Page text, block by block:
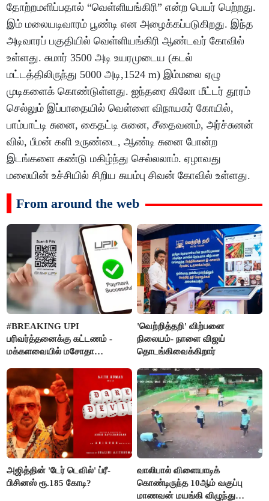
தோற்றமளிப்பதால் “வெள்ளியங்கிரி” என்ற பெயர் பெற்றது.
இம் மலையடிவாரம் பூண்டி என அழைக்கப்படுகிறது. இந்த
அடிவாரப் பகுதியில் வெள்ளியங்கிரி ஆண்டவர் கோவில்
உள்ளது. சுமார் 3500 அடி உயரமுடைய (கடல்
மட்டத்திலிருந்து 5000 அடி,1524 m) இம்மலை ஏழு
முடிகளைக் கொண்டுள்ளது. ஐந்தரை கிலோ மீட்டர் தூரம்
செல்லும் இப்பாதையில் வெள்ளை விநாயகர் கோயில்,
பாம்பாட்டி சுனை, கைதட்டி சுனை, சீதைவனம், அர்ச்சுனன்
வில், பீமன் களி உருண்டை, ஆண்டி சுனை போன்ற
இடங்களை கண்டு மகிழ்ந்து செல்லலாம். ஏழாவது
மலையின் உச்சியில் சிறிய சுயம்பு சிவன் கோவில் உள்ளது.
From around the web
#BREAKING UPI
பரிவர்த்தனைக்கு கட்டணம் -
மக்களவையில் மசோதா
'வெற்றித்தறி' விற்பனை
நிலையம்- நாளை விஜய்
தொடங்கிவைக்கிறார்
அஜித்தின் 'டேர் டெவில்' ப்ரீ-
பிசினஸ் ரூ.185 கோடி?
வாலிபால் விளையாடிக்
கொண்டிருந்த 10ஆம் வகுப்பு
மாணவன் மயங்கி விழுந்து